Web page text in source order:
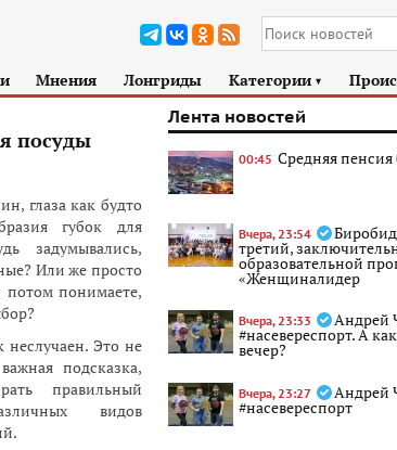
Мнения Лонгриды Категории ►
посуды
глаза как будто
губок для
задумывались,
Или же просто
потом понимаете,
неслучаен. Это не
подсказка,
правильный
видов
Лента новостей
00:45 Средняя пенсия
Вчера, 23:54
третий,
образовательной
«Женщиналидер
Вчера, 23:33 Андрей
#насевереспорт. А
вечер?
Вчера, 23:27 Андрей
#насевереспорт